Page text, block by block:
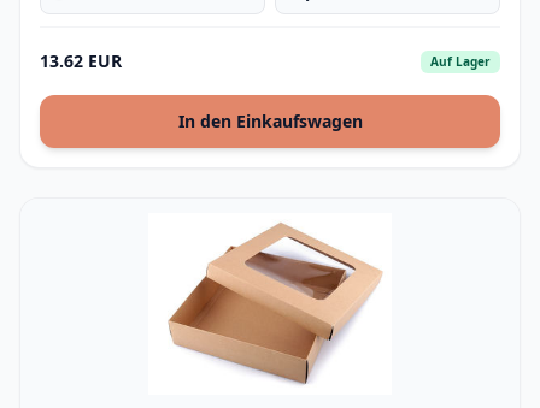
13.62 EUR Auf Lager
In den Einkaufswagen